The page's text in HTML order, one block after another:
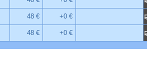
48 € +0 €
48 € +0 €